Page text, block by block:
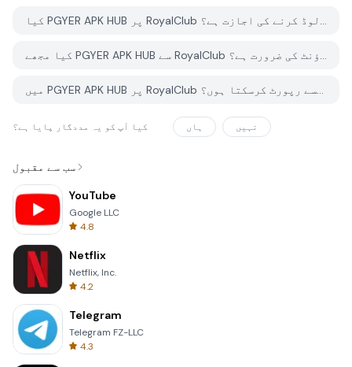
کیا PGYER APK HUB پر RoyalClub کو مفت ڈاؤن لوڈ کرنے کی اجازت ہے؟
کیا مجھے PGYER APK HUB سے RoyalClub ڈاؤن لوڈ کرنے کے لئے اکاؤنٹ کی ضرورت ہے؟
میں PGYER APK HUB پر RoyalClub کے ساتھ کوئی مسئلہ کیسے رپورٹ کرسکتا ہوں؟
کیا آپ کو یہ مددگار پایا ہے؟ ہاں نہیں
سب سے مقبول
YouTube
Google LLC
4.8
Netflix
Netflix, Inc.
4.2
Telegram
Telegram FZ-LLC
4.3